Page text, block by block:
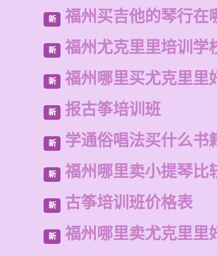
新 福州买吉他的琴行在
新 福州尤克里里培训学
新 福州哪里买尤克里里
新 报古筝培训班
新 学通俗唱法买什么书
新 福州哪里卖小提琴比
新 古筝培训班价格表
新 福州哪里卖尤克里里